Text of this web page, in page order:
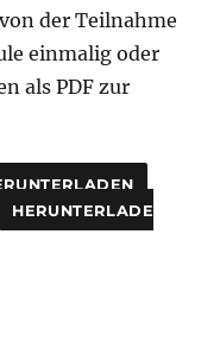
der Teilnahme
einmalig oder
als PDF zur
HERUNTERLADE